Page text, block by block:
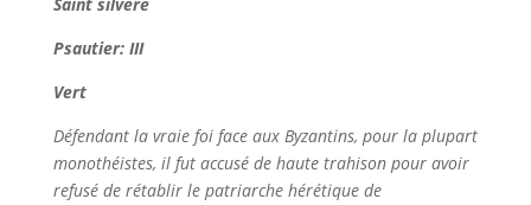
Psautier: III
Vert
Défendant la vraie foi face aux Byzantins, pour la plupart
monothéistes, il fut accusé de haute trahison pour avoir
refusé de rétablir le patriarche hérétique de